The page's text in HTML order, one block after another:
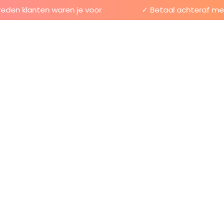
klanten waren je voor ✓ Betaal achteraf met